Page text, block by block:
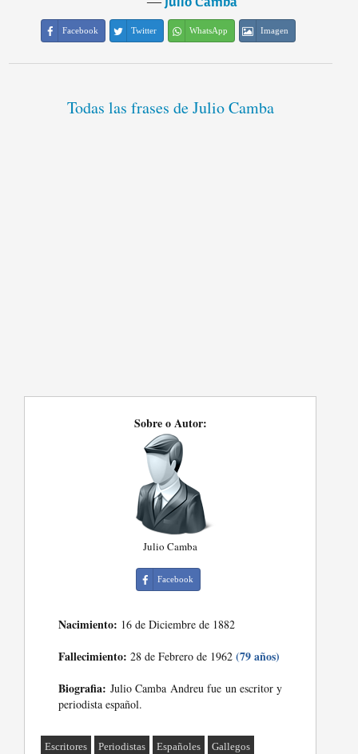
Facebook Twitter WhatsApp Imagen
Todas las frases de Julio Camba
Sobre o Autor:
Julio Camba
Facebook
Nacimiento: 16 de Diciembre de 1882
Fallecimiento: 28 de Febrero de 1962(79 años)
Biografia: Julio Camba Andreu fue un escritor y
periodista español.
Escritores Periodistas Españoles Gallegos